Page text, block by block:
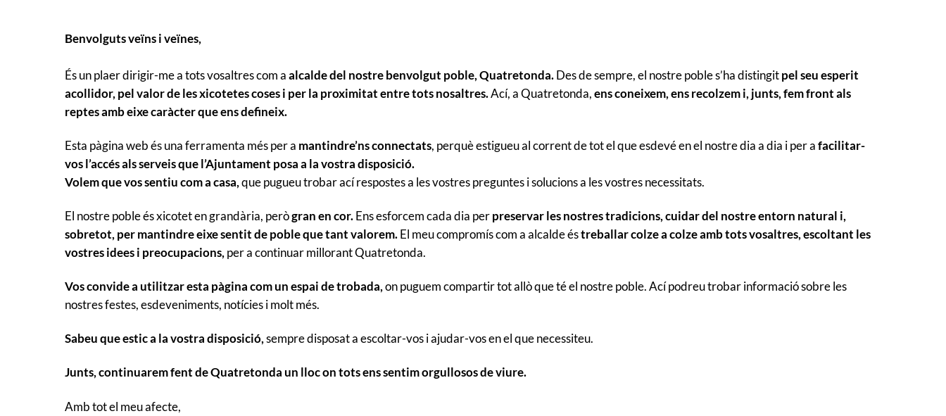
Benvolguts veïns i veïnes,
És un plaer dirigir-me a tots vosaltres com aalcalde del nostre benvolgut poble, Quatretonda.Des de sempre, el nostre poble s’ha distingitpel seu esperit
acollidor, pel valor de les xicotetes coses i per la proximitat entre tots nosaltres.Ací, a Quatretonda,ens coneixem, ens recolzem i, junts, fem front als
reptes amb eixe caràcter que ens defineix.
Esta pàgina web és una ferramenta més per a mantindre’ns connectats, perquè estigueu al corrent de tot el que esdevé en el nostre dia a dia i per afacilitar-
vos l’accés als serveis que l’Ajuntament posa a la vostra disposició.
Volem que vos sentiu com a casa,que pugueu trobar ací respostes a les vostres preguntes i solucions a les vostres necessitats.
El nostre poble és xicotet en grandària, perògran en cor.Ens esforcem cada dia perpreservar les nostres tradicions, cuidar del nostre entorn natural i,
sobretot, per mantindre eixe sentit de poble que tant valorem.El meu compromís com a alcalde éstreballar colze a colze amb tots vosaltres, escoltant les
vostres idees i preocupacions, per a continuar millorant Quatretonda.
Vos convide a utilitzar esta pàgina com un espai de trobada,on puguem compartir tot allò que té el nostre poble. Ací podreu trobar informació sobre les
nostres festes, esdeveniments, notícies i molt més.
Sabeu que estic a la vostra disposició,sempre disposat a escoltar-vos i ajudar-vos en el que necessiteu.
Junts, continuarem fent de Quatretonda un lloc on tots ens sentim orgullosos de viure.
Amb tot el meu afecte,